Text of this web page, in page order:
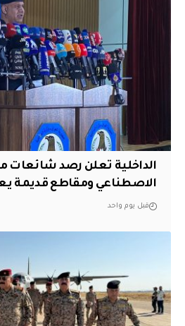
الداخلية تعلن رصد شائعات
الاصطناعي ومقاطع قديمة
قبل يوم واحد